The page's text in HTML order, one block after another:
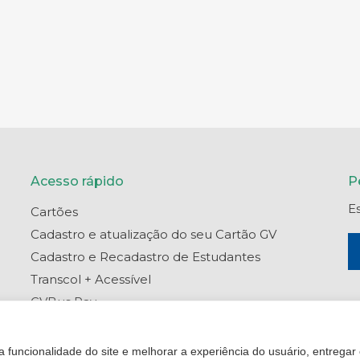
Acesso rápido
Cartões
Cadastro e atualização do seu Cartão GV
Cadastro e Recadastro de Estudantes
Transcol + Acessível
GVBus Pay
Central de Ajuda
funcionalidade do site e melhorar a experiência do usuário,